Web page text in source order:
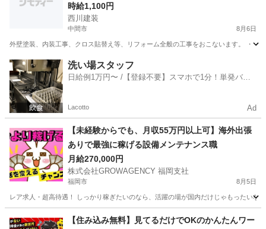
時給1,100円
西川建装
中間市 8月6日
外壁塗装、内装工事、クロス貼替え等、リフォーム全般の工事をおこないます。
福岡 中間市 その他 外壁塗装
洗い場スタッフ
日給例1万円〜 /【登録不要】スマホで1分！単発バイ
Lacotto Ad
【未経験からでも、月収55万円以上可】海外出張
ありで最強に稼げる設備メンテナンス職
月給270,000円
株式会社GROWAGENCY 福岡支社
福岡市 8月5日
レア求人・超高待遇！ しっかり稼ぎたいのなら、活躍の場が国内だけじゃもったい
その他 海外出張
【住み込み無料】見てるだけでOKのかんたんワー